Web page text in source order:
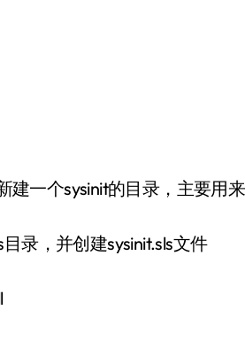
建一个sysinit的目录，主要用
录，并创建sysinit.sls文件